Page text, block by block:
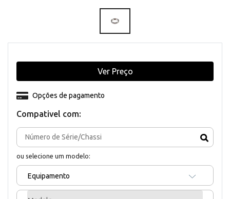
Compativel com:
ou selecione um modelo:
Equipamento
Opções de pagamento
Ver Preço